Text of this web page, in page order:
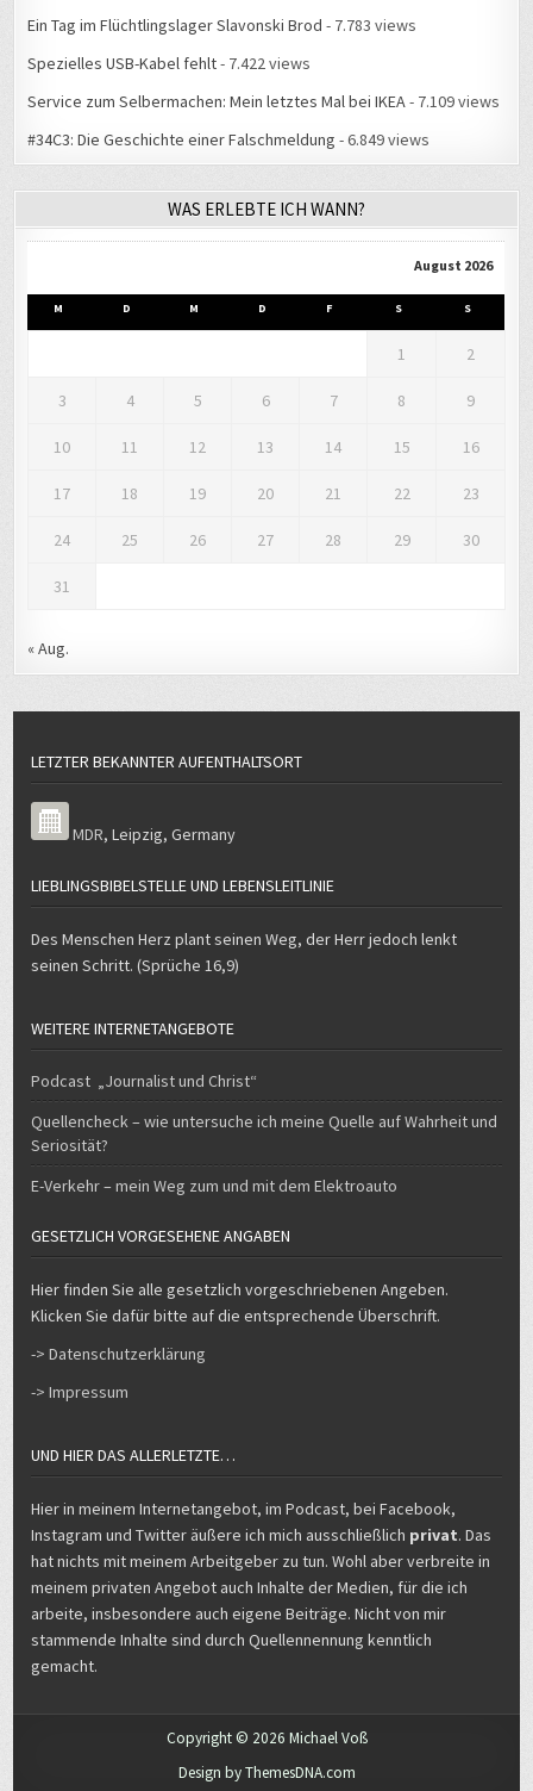
Ein Tag im Flüchtlingslager Slavonski Brod - 7.783 views
Spezielles USB-Kabel fehlt- 7.422 views
Service zum Selbermachen: Mein letztes Mal bei IKEA- 7.109 views
#34C3: Die Geschichte einer Falschmeldung - 6.849 views
WAS ERLEBTE ICH WANN?
August 2026
M D M D F S S
1 2
3 4 5 6 7 8 9
10 11 12 13 14 15 16
17 18 19 20 21 22 23
24 25 26 27 28 29 30
31
« Aug.
LETZTER BEKANNTER AUFENTHALTSORT
MDR,Leipzig,Germany
LIEBLINGSBIBELSTELLE UND LEBENSLEITLINIE
Des Menschen Herz plant seinen Weg, der Herr jedoch lenkt
seinen Schritt. (Sprüche 16,9)
WEITERE INTERNETANGEBOTE
Podcast „Journalist und Christ“
Quellencheck – wie untersuche ich meine Quelle auf Wahrheit und
Seriosität?
E-Verkehr – mein Weg zum und mit dem Elektroauto
GESETZLICH VORGESEHENE ANGABEN
Hier finden Sie alle gesetzlich vorgeschriebenen Angeben.
Klicken Sie dafür bitte auf die entsprechende Überschrift.
-> Datenschutzerklärung
-> Impressum
UND HIER DAS ALLERLETZTE…
Hier in meinem Internetangebot, im Podcast, bei Facebook,
Instagram und Twitter äußere ich mich ausschließlich privat. Das
hat nichts mit meinem Arbeitgeber zu tun. Wohl aber verbreite in
meinem privaten Angebot auch Inhalte der Medien, für die ich
arbeite, insbesondere auch eigene Beiträge. Nicht von mir
stammende Inhalte sind durch Quellennennung kenntlich
gemacht.
Copyright © 2026 Michael Voß
Design by ThemesDNA.com